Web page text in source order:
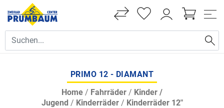
PRIMO 12 - DIAMANT
Home / Fahrräder / Kinder /
Jugend / Kinderräder/ Kinderräder 12"